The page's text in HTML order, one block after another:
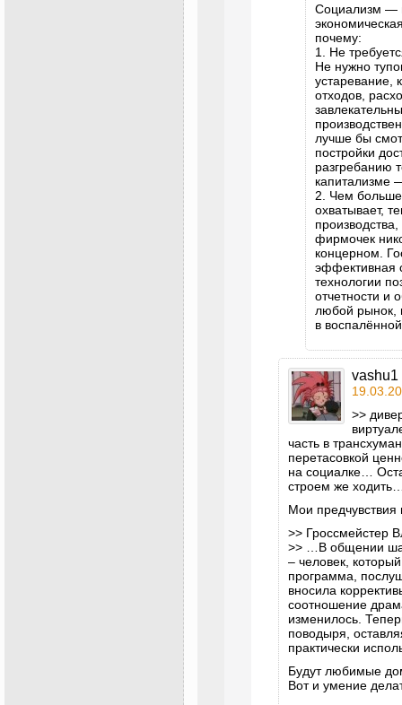
Социализм —
почему:
1. Не
Не нужно
устаревание,
отходов,
лучше бы
постройки
разгребанию
капитализме
2. Чем
охватывает,
фирмочек
концерном.
эффективная
технологии
отчетности и
любой рынок,
в
vashu1
>>
часть в
перетасовкой
на социалке…
строем же
Мои предчувствия
>> Гроссмейстер
>> …В общении
– человек,
программа,
вносила
соотношение
изменилось.
поводыря,
практически
Будут любимые
Вот и умение